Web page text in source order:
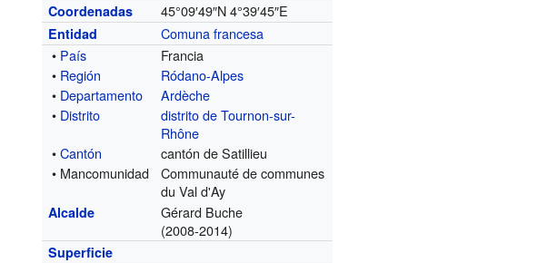
Coordenadas 45°09′49″N 4°39′45″E
Entidad
Comuna francesa
• País
Francia
• Región
Ródano-Alpes
• Departamento
Ardèche
• Distrito
distrito de Tournon-sur-
Rhône
•Cantón
cantón de Satillieu
• Mancomunidad
Communauté de communes
du Val d'Ay
Alcalde
Gérard Buche
(2008-2014)
Superficie